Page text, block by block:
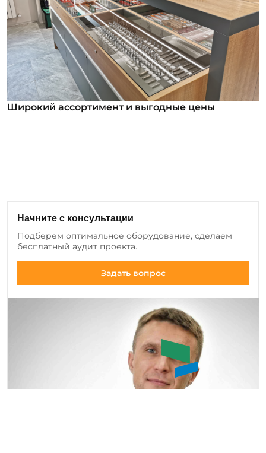
Широкий ассортимент и выгодные цены
добавляем новые позиции оборудования и
инструмента, а также совершенствуем
существующие модели.
Начните с консультации
Подберем оптимальное оборудование, сделаем
бесплатный аудит проекта.
Задать вопрос